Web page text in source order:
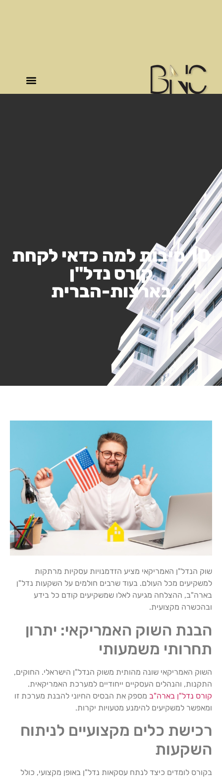
10 סיבות למה כדאי לקחת
קורס נדל"ן
בארצות-הברית
שוק הנדל"ן האמריקאי מציע הזדמנויות עסקיות מרתקות
למשקיעים מכל העולם. בעוד שרבים חולמים על השקעות נדל"ן
בארה"ב, ההצלחה מגיעה לאלו שמשקיעים קודם כל בידע
ובהכשרה מקצועית.
הבנת השוק האמריקאי: יתרון
תחרותי משמעותי
השוק האמריקאי שונה מהותית משוק הנדל"ן הישראלי. החוקים,
התקנות, והנהלים העסקיים ייחודיים למערכת האמריקאית.
קורס נדל"ן בארה"ב מספק את הבסיס החיוני להבנת מערכת זו
ומאפשר למשקיעים להימנע מטעויות יקרות.
רכישת כלים מקצועיים לניתוח
השקעות
בקורס לומדים כיצד לנתח עסקאות נדל"ן באופן מקצועי, כולל